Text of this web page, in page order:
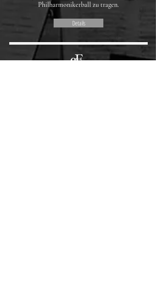
Philharmonikerball zu tragen.
Details